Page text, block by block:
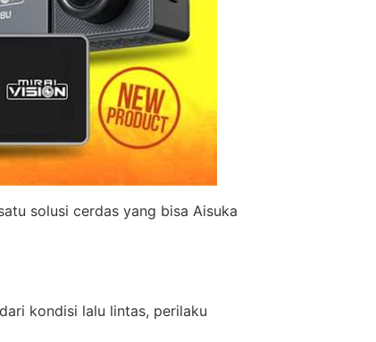
solusi cerdas yang bisa Aisuka
kondisi lalu lintas, perilaku